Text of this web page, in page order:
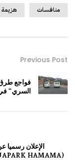
منافسات هزيمة
Previous Post
فواجع طرق
السري“
الإعلان رسميا
(AQUAPARK HAMAMA) بكلميم وهذه هي اثمنة الدخول